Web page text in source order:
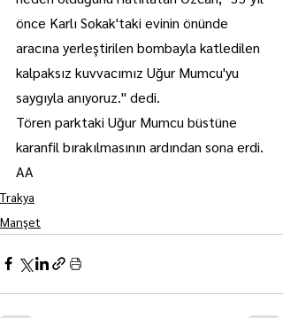
önce Karlı Sokak'taki evinin önünde
aracına yerleştirilen bombayla katledilen
kalpaksız kuvvacımız Uğur Mumcu'yu
saygıyla anıyoruz." dedi.
Tören parktaki Uğur Mumcu büstüne
karanfil bırakılmasının ardından sona erdi.
AA
Trakya
Manşet